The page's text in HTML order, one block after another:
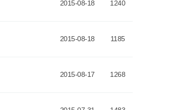
2015-08-18 1240
2015-08-18 1185
2015-08-17 1268